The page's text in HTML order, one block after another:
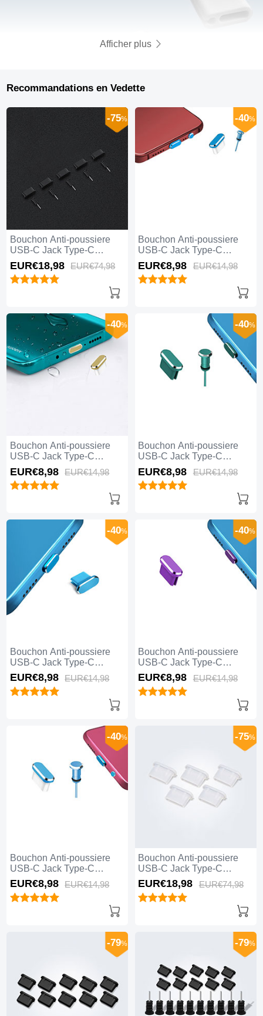
Afficher plus
Recommandations en Vedette
Bouchon Anti-poussiere
USB-C Jack Type-C
Universel 5PCS H02 pour
Apple iPhone 15 Plus Noir
-75%
EUR€18,98 EUR€74,98
Bouchon Anti-poussiere
USB-C Jack Type-C
Universel H17 pour Apple
iPhone 15 Plus Bleu
-40%
EUR€8,98 EUR€14,98
Bouchon Anti-poussiere
USB-C Jack Type-C
Universel H16 pour Apple
iPhone 15 Plus Or
-40%
EUR€8,98 EUR€14,98
Bouchon Anti-poussiere
USB-C Jack Type-C
Universel H15 pour Apple
iPhone 15 Plus Vert
-40%
EUR€8,98 EUR€14,98
Bouchon Anti-poussiere
USB-C Jack Type-C
Universel H14 pour Apple
iPhone 15 Plus Bleu
-40%
EUR€8,98 EUR€14,98
Bouchon Anti-poussiere
USB-C Jack Type-C
Universel H13 pour Apple
iPhone 15 Plus Violet
-40%
EUR€8,98 EUR€14,98
Bouchon Anti-poussiere
USB-C Jack Type-C
Universel H12 pour Apple
iPhone 15 Plus Bleu
-40%
EUR€8,98 EUR€14,98
Bouchon Anti-poussiere
USB-C Jack Type-C
Universel 5PCS H01 pour
Apple iPhone 15 Plus
Blanc
-75%
EUR€18,98 EUR€74,98
-79% -79%